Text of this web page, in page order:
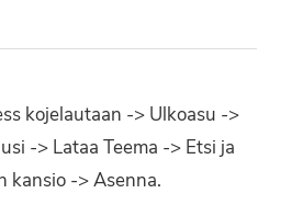
kojelautaan -> Ulkoasu ->
-> Lataa Teema -> Etsi ja
kansio -> Asenna.